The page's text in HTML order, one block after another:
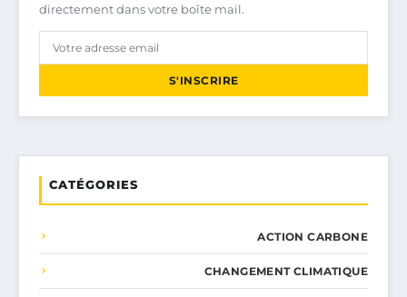
directement dans votre boîte mail.
S'INSCRIRE
CATÉGORIES
ACTION CARBONE
CHANGEMENT CLIMATIQUE